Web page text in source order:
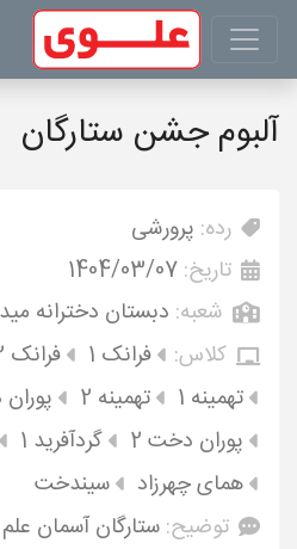
آلبوم جشن ستارگان
رده: پرورشی
تاریخ: 1404/03/07
شعبه: دبستان دخترانه
کلاس:
فرانک 1 فرانک 2
تهمینه 1
تهمینه 2
پوران دخت 2
گردآفرید 1
همای چهرزاد
سیندخت
توضیح: ستارگان آسمان